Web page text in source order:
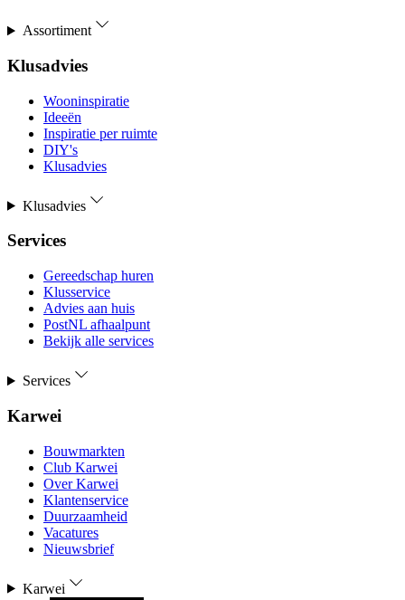
Assortiment
Klusadvies
Wooninspiratie
Ideeën
Inspiratie per ruimte
DIY's
Klusadvies
Klusadvies
Services
Gereedschap huren
Klusservice
Advies aan huis
PostNL afhaalpunt
Bekijk alle services
Services
Karwei
Bouwmarkten
Club Karwei
Over Karwei
Klantenservice
Duurzaamheid
Vacatures
Nieuwsbrief
Karwei